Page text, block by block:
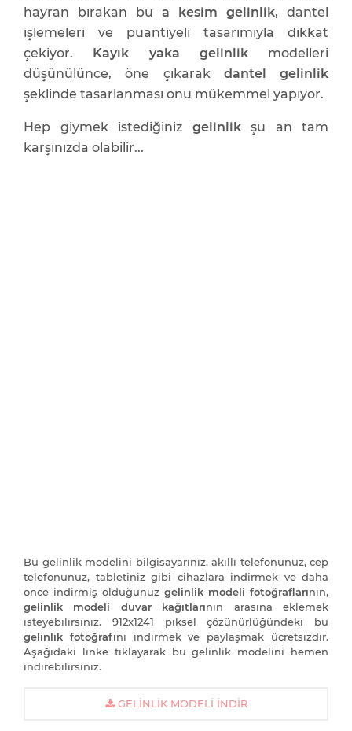
hayran bırakan bu a kesim gelinlik, dantel
işlemeleri ve puantiyeli tasarımıyla dikkat
çekiyor. Kayık yaka gelinlikmodelleri
düşünülünce, öne çıkarak dantel gelinlik
şeklinde tasarlanması onu mükemmel yapıyor.
Hep giymek istediğiniz gelinlikşu an tam
karşınızda olabilir...
Bu gelinlik modelini bilgisayarınız, akıllı telefonunuz, cep
telefonunuz, tabletiniz gibi cihazlara indirmek ve daha
önce indirmiş olduğunuz gelinlik modeli fotoğraflarının,
gelinlik modeli duvar kağıtlarının arasına eklemek
isteyebilirsiniz. 912x1241 piksel çözünürlüğündeki bu
gelinlik fotoğrafını indirmek ve paylaşmak ücretsizdir.
Aşağıdaki linke tıklayarak bu gelinlik modelini hemen
indirebilirsiniz.
GELINLIK MODELI İNDIR